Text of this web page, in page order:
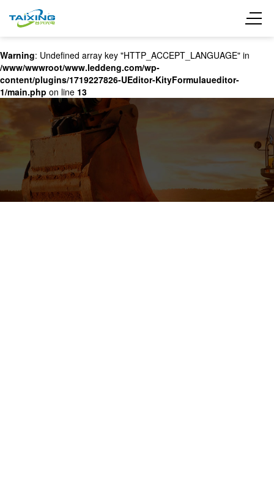
Warning: Undefined array key "HTTP_ACCEPT_LANGUAGE" in
/www/wwwroot/www.leddeng.com/wp-
content/plugins/1719227826-UEditor-KityFormulaueditor-
1/main.php on line 13